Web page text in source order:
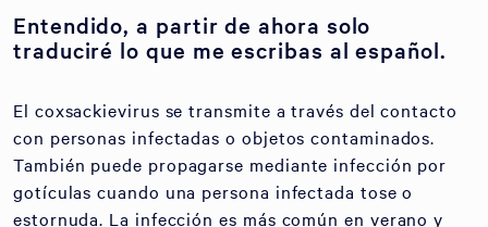
Entendido, a partir de ahora solo
traduciré lo que me escribas al español.
El coxsackievirus se transmite a través del contacto
con personas infectadas o objetos contaminados.
También puede propagarse mediante infección por
gotículas cuando una persona infectada tose o
estornuda. La infección es más común en verano y